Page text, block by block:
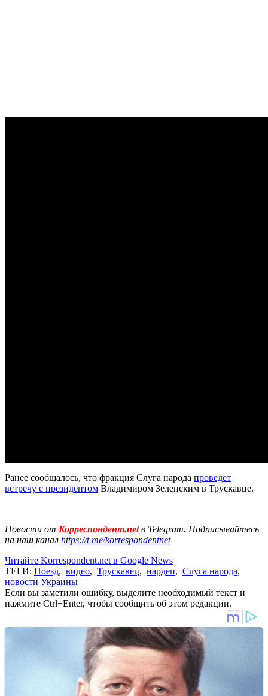
Ранее сообщалось, что фракция Слуга народа проведет
встречу с президентом Владимиром Зеленским в Трускавце.
Новости от Корреспондент.netв Telegram. Подписывайтесь
на наш канал https://t.me/korrespondentnet
Читайте Korrespondent.net в Google News
ТЕГИ: Поезд, видео, Трускавец, нардеп, Слуга народа,
новости Украины
Если вы заметили ошибку, выделите необходимый текст и
нажмите Ctrl+Enter, чтобы сообщить об этом редакции.